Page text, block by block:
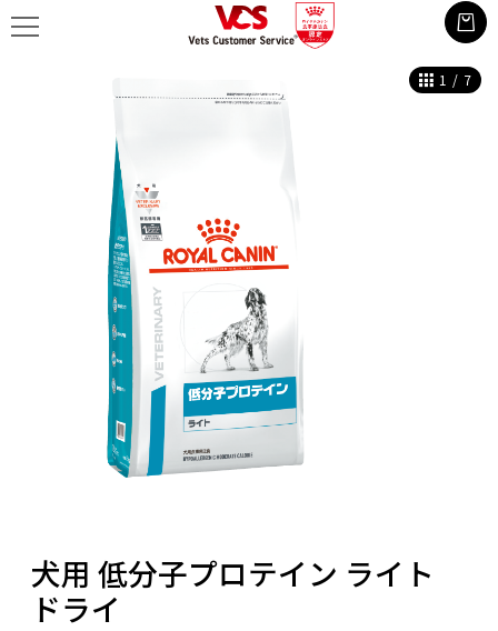
1 / 7
犬用 低分子プロテイン ライト
ドライ